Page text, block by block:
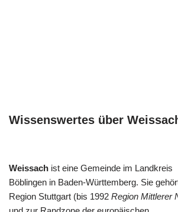
Wissenswertes über
Weissach ist eine Gemeinde im Landkreis
Böblingen in Baden-Württemberg. Sie
Region Stuttgart (bis 1992 Region Mittlerer